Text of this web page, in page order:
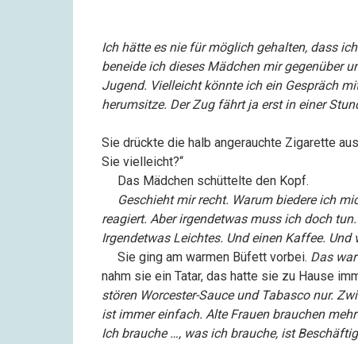
Ich hätte es nie für möglich gehalten, dass
beneide ich dieses Mädchen mir gegenüber
Jugend. Vielleicht könnte ich ein Gespräch
herumsitze. Der Zug fährt ja erst in einer
Sie drückte die halb angerauchte Zigarette
Sie vielleicht?“
Das Mädchen schüttelte den Kopf.
Geschieht mir recht. Warum biedere ich
reagiert. Aber irgendetwas muss ich doch
Irgendetwas Leichtes. Und einen Kaffee. Und
Sie ging am warmen Büfett vorbei. Das
nahm sie ein Tatar, das hatte sie zu Hause
stören Worcester-Sauce und Tabasco nur.
ist immer einfach. Alte Frauen brauchen
Ich brauche …, was ich brauche, ist